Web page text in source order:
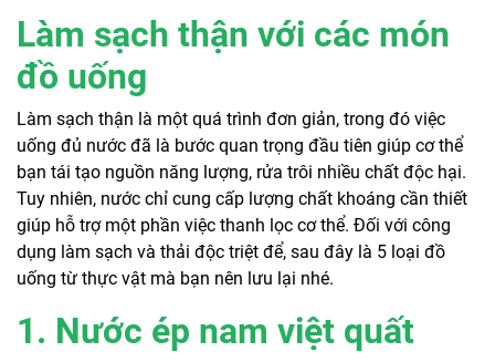
Làm sạch thận với các món
đồ uống
Làm sạch thận là một quá trình đơn giản, trong đó việc
uống đủ nước đã là bước quan trọng đầu tiên giúp cơ thể
bạn tái tạo nguồn năng lượng, rửa trôi nhiều chất độc hại.
Tuy nhiên, nước chỉ cung cấp lượng chất khoáng cần thiết
giúp hỗ trợ một phần việc thanh lọc cơ thể. Đối với công
dụng làm sạch và thải độc triệt để, sau đây là 5 loại đồ
uống từ thực vật mà bạn nên lưu lại nhé.
1. Nước ép nam việt quất